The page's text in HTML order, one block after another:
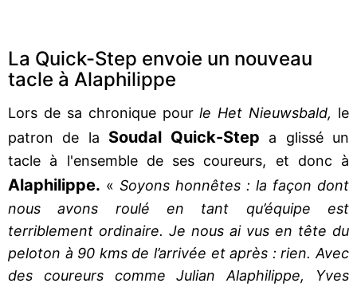
La Quick-Step envoie un nouveau
tacle à Alaphilippe
Lors de sa chronique pourle Het Nieuwsbald, le
patron de la Soudal Quick-Step a glissé un
tacle à l'ensemble de ses coureurs, et donc à
Alaphilippe. « Soyons honnêtes : la façon dont
nous avons roulé en tant qu’équipe est
terriblement ordinaire. Je nous ai vus en tête du
peloton à 90 kms de l’arrivée et après : rien. Avec
des coureurs comme Julian Alaphilippe, Yves